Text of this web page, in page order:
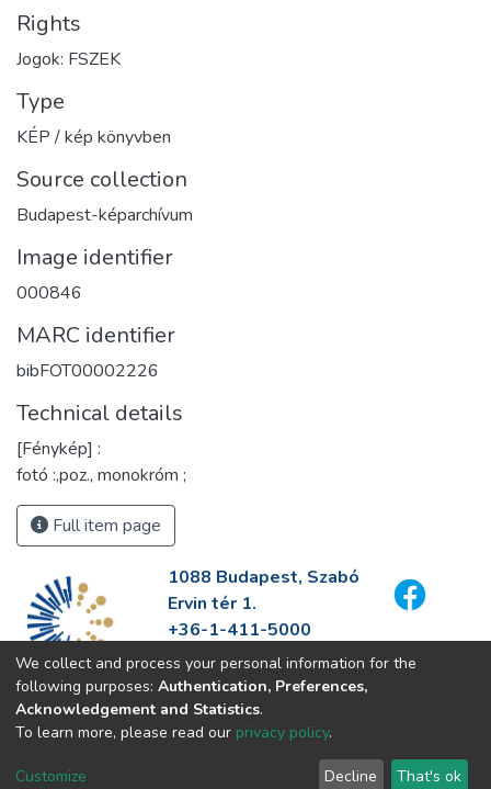
Rights
Jogok: FSZEK
Type
KÉP / kép könyvben
Source collection
Budapest-képarchívum
Image identifier
000846
MARC identifier
bibFOT00002226
Technical details
[Fénykép] :
fotó :,poz., monokróm ;
Full item page
1088 Budapest, Szabó
Ervin tér 1.
+36-1-411-5000
info@fszek.hu
https://fszek.hu
We collect and process your personal information for the
following purposes: Authentication, Preferences,
Acknowledgement and Statistics.
To learn more, please read our privacy policy.
Customize Decline That's ok